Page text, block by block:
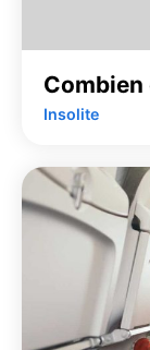
Combien
Insolite